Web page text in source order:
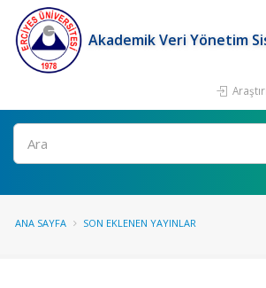
Akademik Veri Yönetim
Ara
ANA SAYFA SON EKLENEN YAYINLAR